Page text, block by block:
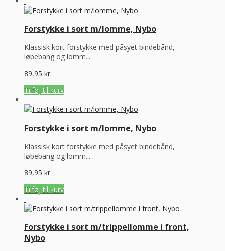
Forstykke i sort m/lomme, Nybo
Klassisk kort forstykke med påsyet bindebånd,
løbebang og lomm...
89,95 kr.
Tilføj til kurv
Forstykke i sort m/lomme, Nybo
Klassisk kort forstykke med påsyet bindebånd,
løbebang og lomm...
89,95 kr.
Tilføj til kurv
Forstykke i sort m/trippellomme i front,
Nybo